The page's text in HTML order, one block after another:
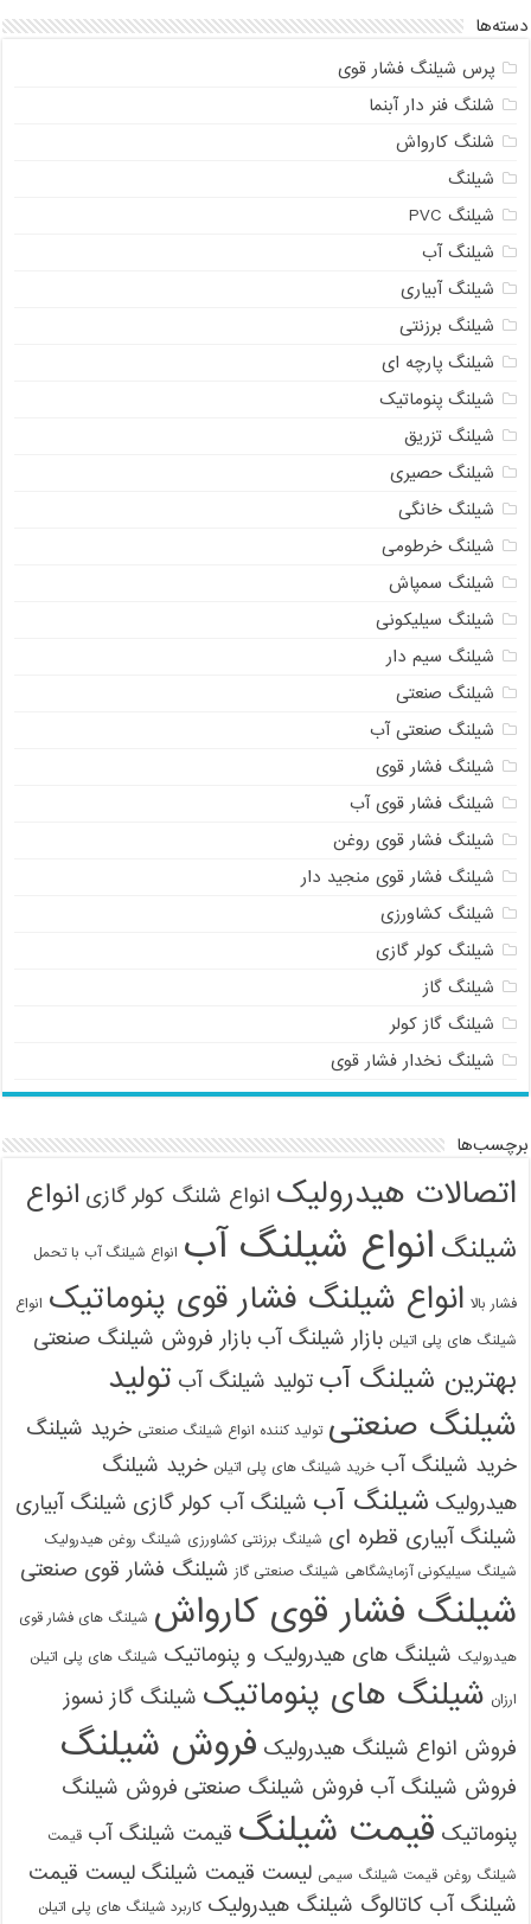
دسته‌ها
پرس شیلنگ فشار قوی
شلنگ فنر دار آبنما
شلنگ کارواش
شیلنگ
شیلنگ PVC
شیلنگ آب
شیلنگ آبیاری
شیلنگ برزنتی
شیلنگ پارچه ای
شیلنگ پنوماتیک
شیلنگ تزریق
شیلنگ حصیری
شیلنگ خانگی
شیلنگ خرطومی
شیلنگ سمپاش
شیلنگ سیلیکونی
شیلنگ سیم دار
شیلنگ صنعتی
شیلنگ صنعتی آب
شیلنگ فشار قوی
شیلنگ فشار قوی آب
شیلنگ فشار قوی روغن
شیلنگ فشار قوی منجید دار
شیلنگ کشاورزی
شیلنگ کولر گازی
شیلنگ گاز
شیلنگ گاز کولر
شیلنگ نخدار فشار قوی
برچسب‌ها
اتصالات هیدرولیک انواع شلنگ کولر گازی انواع
شیلنگ انواع شیلنگ آب انواع شیلنگ آب با تحمل
فشار بالا انواع شیلنگ فشار قوی پنوماتیک انواع
شیلنگ های پلی اتیلن بازار شیلنگ آب بازار فروش شیلنگ صنعتی
بهترین شیلنگ آب تولید شیلنگ آب تولید
شیلنگ صنعتی تولید کننده انواع شیلنگ صنعتی خرید شیلنگ
خرید شیلنگ آب خرید شیلنگ های پلی اتیلن خرید شیلنگ
هیدرولیک شیلنگ آب شیلنگ آب کولر گازی شیلنگ آبیاری
شیلنگ آبیاری قطره ای شیلنگ برزنتی کشاورزی شیلنگ روغن هیدرولیک
شیلنگ سیلیکونی آزمایشگاهی شیلنگ صنعتی گاز شیلنگ فشار قوی صنعتی
شیلنگ فشار قوی کارواش شیلنگ های فشار قوی
هیدرولیک شیلنگ های هیدرولیک و پنوماتیک شیلنگ های پلی اتیلن
ارزان شیلنگ های پنوماتیک شیلنگ گاز نسوز
فروش انواع شیلنگ هیدرولیک فروش شیلنگ
فروش شیلنگ آب فروش شیلنگ صنعتی فروش شیلنگ
پنوماتیک قیمت شیلنگ قیمت شیلنگ آب قیمت
شیلنگ روغن قیمت شیلنگ سیمی لیست قیمت شیلنگ لیست قیمت
شیلنگ آب کاتالوگ شیلنگ هیدرولیک کاربرد شیلنگ های پلی اتیلن